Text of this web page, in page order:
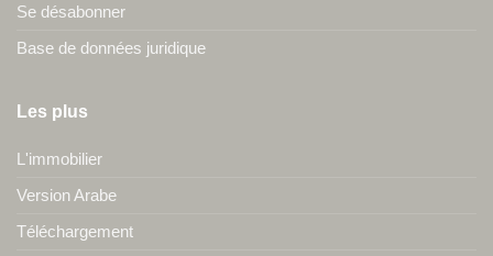
Se désabonner
Base de données juridique
Les plus
L'immobilier
Version Arabe
Téléchargement